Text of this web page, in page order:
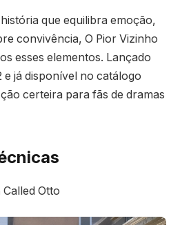
que equilibra emoção,
convivência, O Pior Vizinho
esses elementos. Lançado
e já disponível no catálogo
certeira para fãs de dramas
Otto